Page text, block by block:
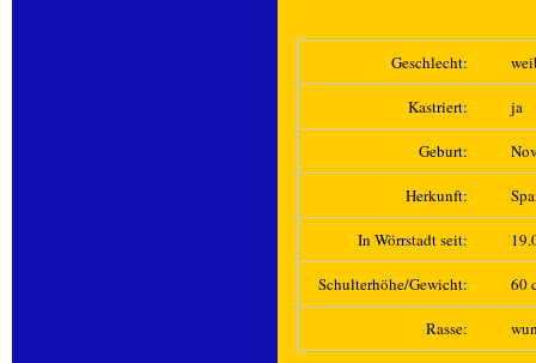
Geschlecht:
Kastriert: ja
Geburt:
Herkunft:
In Wörrstadt seit:
Schulterhöhe/Gewicht: 60
Rasse: